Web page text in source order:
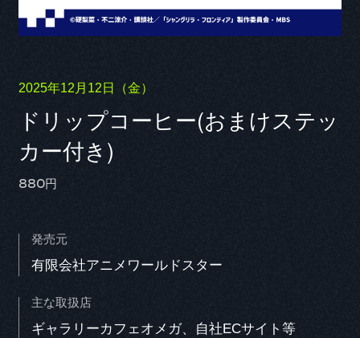
Q1. 本作品の印象
Q2. 演じるキャラクターの印象と役に対する意気込み
2025年12月12日（金）
ドリップコーヒー(おまけステッ
カー付き)
880円
発売元
有限会社アニメワールドスター
主な取扱店
ギャラリーカフェオメガ、自社ECサイト等